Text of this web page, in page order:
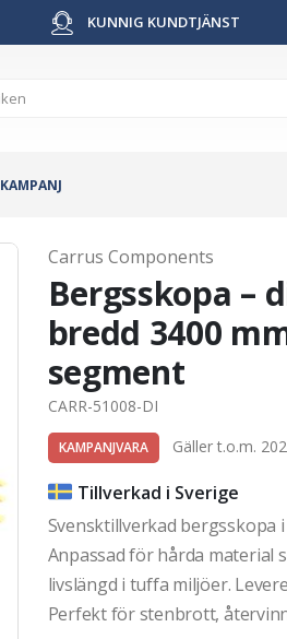
KUNNIG KUNDTJÄNST
KAMPANJ
Carrus Components
Bergsskopa –
bredd 3400
segment
CARR-51008-DI
KAMPANJVARA Gäller t.o.m.
Tillverkad i Sverige
Svensktillverkad bergsskopa
Anpassad för hårda material
livslängd i tuffa miljöer.
Perfekt för stenbrott,